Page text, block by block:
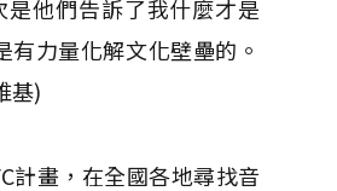
是他們告訴了我什麼才是
有力量化解文化壁壘的。
基)
計畫，在全國各地尋找音